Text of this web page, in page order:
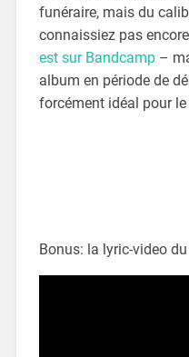
funéraire, mais du
connaissiez pas
est sur Bandcamp–
album en période de
forcément idéal pour
Bonus: la lyric-video